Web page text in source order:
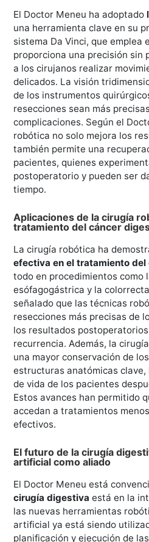
El Doctor Meneu ha adoptado
una herramienta clave en su
sistema Da Vinci, que emplea
proporciona una precisión sin
a los cirujanos realizar
delicados. La visión
de los instrumentos
resecciones sean más
complicaciones. Según el
robótica no solo mejora los
también permite una
pacientes, quienes
postoperatorio y pueden ser
tiempo.
Aplicaciones de la cirugía
tratamiento del cáncer
La cirugía robótica ha
efectiva en el tratamiento
todo en procedimientos como
esófagogástrica y la
señalado que las técnicas
resecciones más precisas de
los resultados
recurrencia. Además, la
una mayor conservación de
estructuras anatómicas clave,
de vida de los pacientes
Estos avances han permitido
accedan a tratamientos
efectivos.
El futuro de la cirugía
artificial como aliado
El Doctor Meneu está
cirugía digestiva está en la
las nuevas herramientas
artificial ya está siendo
planificación y ejecución de